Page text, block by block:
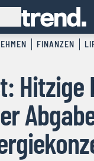
FINANZEN
Hitzige